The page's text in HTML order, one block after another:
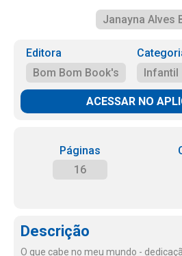
Janayna Alves
Editora
Bom Bom Book's
Infantil
ACESSAR NO
Páginas
16
Descrição
O que cabe no meu mundo -